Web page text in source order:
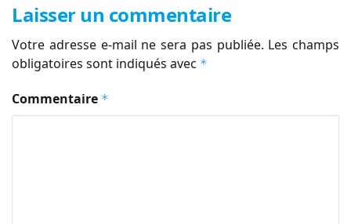
Laisser un commentaire
Votre adresse e-mail ne sera pas publiée. Les champs
obligatoires sont indiqués avec *
Commentaire *